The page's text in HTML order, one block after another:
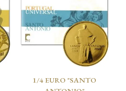
1/4 EURO "SANTO